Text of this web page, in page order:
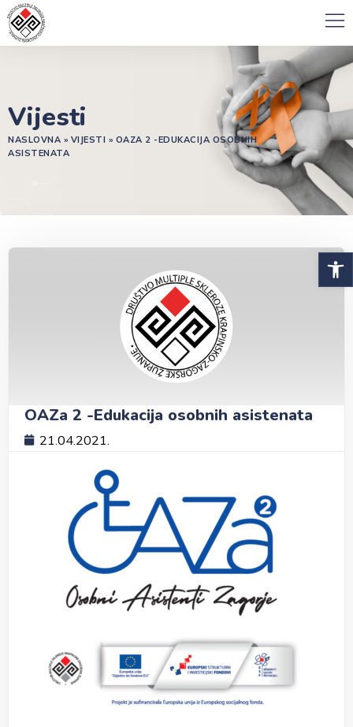
Vijesti
NASLOVNA » VIJESTI » OAZA 2 -EDUKACIJA OSOBNIH
ASISTENATA
OAZa 2 -Edukacija osobnih asistenata
21.04.2021.